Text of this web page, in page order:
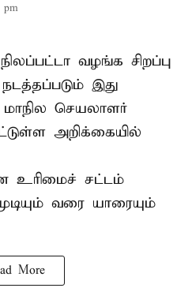
pm
வழங்க சிறப்பு
இது
மாநில செயலாளர்
அறிக்கையில்
உரிமைச் சட்டம்
வரை யாரையும்
More